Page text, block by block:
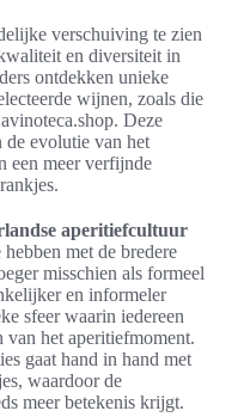
verschuiving te zien
en diversiteit in
ontdekken unieke
wijnen, zoals die
Deze
evolutie van het
een meer verfijnde
aperitiefcultuur
met de bredere
misschien als formeel
en informeler
sfeer waarin iedereen
het aperitiefmoment.
gaat hand in hand met
waardoor de
meer betekenis krijgt.